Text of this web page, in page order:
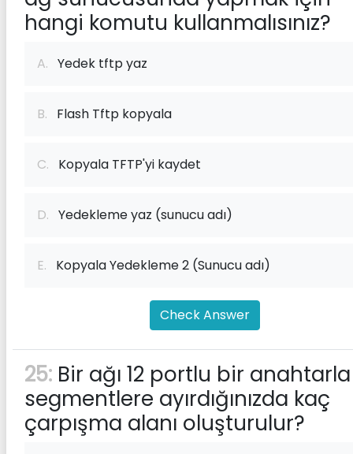
hangi komutu kullanmalısınız?
A. Yedek tftp yaz
B. Flash Tftp kopyala
C. Kopyala TFTP'yi kaydet
D. Yedekleme yaz (sunucu adı)
E. Kopyala Yedekleme 2 (Sunucu adı)
Check Answer
25: Bir ağı 12 portlu bir anahtarla
segmentlere ayırdığınızda kaç
çarpışma alanı oluşturulur?